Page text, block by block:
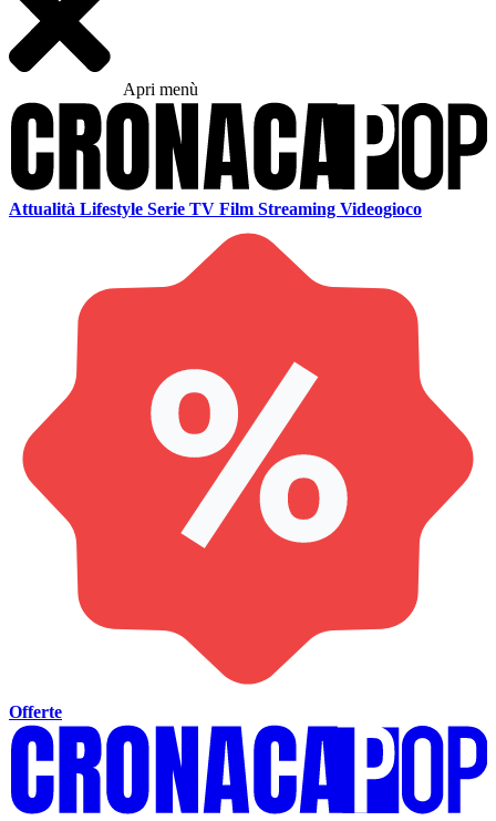
Apri menù
Attualità Lifestyle Serie TV Film Streaming Videogioco
Offerte